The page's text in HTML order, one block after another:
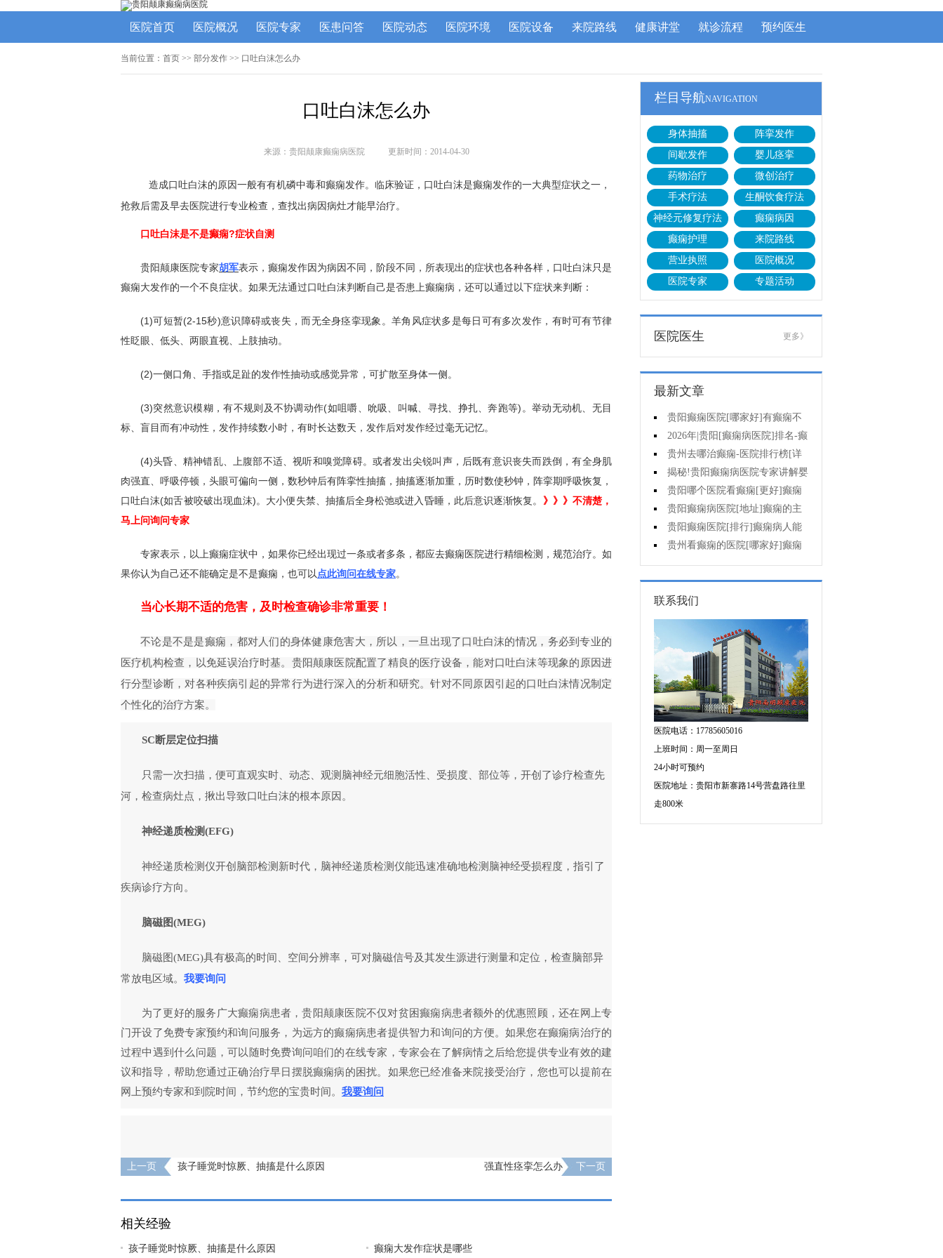
医院首页 医院概况 医院专家 医患问答 医院动态 医院环境 医院设备 来院路线 健康讲堂 就诊流程 预约医生
当前位置： 首页 >> 部分发作 >> 口吐白沫怎么办
口吐白沫怎么办
来源：贵阳颠康癫痫病医院 更新时间：2014-04-30
造成口吐白沫的原因一般有有机磷中毒和癫痫发作。临床验证，口吐白沫是癫痫发作的一大典型症状之一，
抢救后需及早去医院进行专业检查，查找出病因病灶才能早治疗。
口吐白沫是不是癫痫?症状自测
贵阳颠康医院专家胡军表示，癫痫发作因为病因不同，阶段不同，所表现出的症状也各种各样，口吐白沫只是
癫痫大发作的一个不良症状。如果无法通过口吐白沫判断自己是否患上癫痫病，还可以通过以下症状来判断：
(1)可短暂(2-15秒)意识障碍或丧失，而无全身痉挛现象。羊角风症状多是每日可有多次发作，有时可有节律
性眨眼、低头、两眼直视、上肢抽动。
(2)一侧口角、手指或足趾的发作性抽动或感觉异常，可扩散至身体一侧。
(3)突然意识模糊，有不规则及不协调动作(如咀嚼、吮吸、叫喊、寻找、挣扎、奔跑等)。举动无动机、无目
标、盲目而有冲动性，发作持续数小时，有时长达数天，发作后对发作经过毫无记忆。
(4)头昏、精神错乱、上腹部不适、视听和嗅觉障碍。或者发出尖锐叫声，后既有意识丧失而跌倒，有全身肌
肉强直、呼吸停顿，头眼可偏向一侧，数秒钟后有阵挛性抽搐，抽搐逐渐加重，历时数使秒钟，阵挛期呼吸恢复，
口吐白沫(如舌被咬破出现血沫)。大小便失禁、抽搐后全身松弛或进入昏睡，此后意识逐渐恢复。 》》》不清楚，
马上问询问专家
专家表示，以上癫痫症状中，如果你已经出现过一条或者多条，都应去癫痫医院进行精细检测，规范治疗。如
果你认为自己还不能确定是不是癫痫，也可以 点此询问在线专家。
当心长期不适的危害，及时检查确诊非常重要！
不论是不是是癫痫，都对人们的身体健康危害大，所以，一旦出现了口吐白沫的情况，务必到专业的
医疗机构检查，以免延误治疗时基。贵阳颠康医院配置了精良的医疗设备，能对口吐白沫等现象的原因进
行分型诊断，对各种疾病引起的异常行为进行深入的分析和研究。针对不同原因引起的口吐白沫情况制定
个性化的治疗方案。
SC断层定位扫描
只需一次扫描，便可直观实时、动态、观测脑神经元细胞活性、受损度、部位等，开创了诊疗检查先
河，检查病灶点，揪出导致口吐白沫的根本原因。
神经递质检测(EFG)
神经递质检测仪开创脑部检测新时代，脑神经递质检测仪能迅速准确地检测脑神经受损程度，指引了
疾病诊疗方向。
脑磁图(MEG)
脑磁图(MEG)具有极高的时间、空间分辨率，可对脑磁信号及其发生源进行测量和定位，检查脑部异
常放电区域。 我要询问
为了更好的服务广大癫痫病患者，贵阳颠康医院不仅对贫困癫痫病患者额外的优惠照顾，还在网上专
门开设了免费专家预约和询问服务，为远方的癫痫病患者提供智力和询问的方便。如果您在癫痫病治疗的
过程中遇到什么问题，可以随时免费询问咱们的在线专家，专家会在了解病情之后给您提供专业有效的建
议和指导，帮助您通过正确治疗早日摆脱癫痫病的困扰。如果您已经准备来院接受治疗，您也可以提前在
网上预约专家和到院时间，节约您的宝贵时间。 我要询问
上一页 孩子睡觉时惊厥、抽搐是什么原因 强直性痉挛怎么办 下一页
相关经验
孩子睡觉时惊厥、抽搐是什么原因 癫痫大发作症状是哪些
栏目导航NAVIGATION
身体抽搐
阵挛发作
间歇发作
婴儿痉挛
药物治疗
微创治疗
手术疗法
生酮饮食疗法
神经元修复疗法
癫痫病因
癫痫护理
来院路线
营业执照
医院概况
医院专家
专题活动
医院医生 更多》
最新文章
贵阳癫痫医院[哪家好]有癫痫不
能吃什么?
2026年|贵阳[癫痫病医院]排名-癫
痫病人检查对身体有影响吗?
贵州去哪治癫痫-医院排行榜[详
细排名]癫痫会导致病人精神失常
吗?
揭秘!贵阳癫痫病医院专家讲解婴
儿为什么会得癫痫呢
贵阳哪个医院看癫痫[更好]癫痫
发作有什么症状表现?
贵阳癫痫病医院[地址]癫痫的主
要症状是什么?
贵阳癫痫医院[排行]癫痫病人能
熬夜吗?
贵州看癫痫的医院[哪家好]癫痫
的三大类原因?
联系我们
医院电话：17785605016
上班时间：周一至周日
24小时可预约
医院地址：贵阳市新寨路14号营盘路往里
走800米